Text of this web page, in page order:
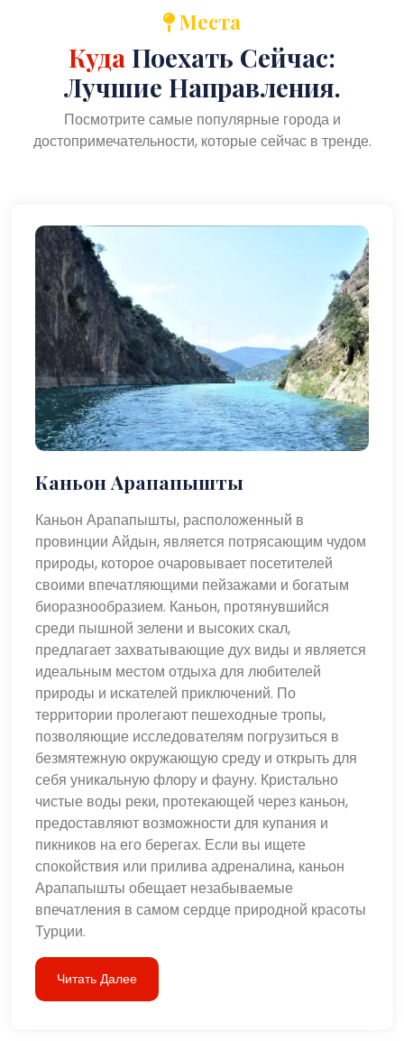
Места
Куда Поехать Сейчас:
Лучшие Направления.
Посмотрите самые популярные города и
достопримечательности, которые сейчас в тренде.
Каньон Арапапышты
Каньон Арапапышты, расположенный в
провинции Айдын, является потрясающим чудом
природы, которое очаровывает посетителей
своими впечатляющими пейзажами и богатым
биоразнообразием. Каньон, протянувшийся
среди пышной зелени и высоких скал,
предлагает захватывающие дух виды и является
идеальным местом отдыха для любителей
природы и искателей приключений. По
территории пролегают пешеходные тропы,
позволяющие исследователям погрузиться в
безмятежную окружающую среду и открыть для
себя уникальную флору и фауну. Кристально
чистые воды реки, протекающей через каньон,
предоставляют возможности для купания и
пикников на его берегах. Если вы ищете
спокойствия или прилива адреналина, каньон
Арапапышты обещает незабываемые
впечатления в самом сердце природной красоты
Турции.
Читать Далее